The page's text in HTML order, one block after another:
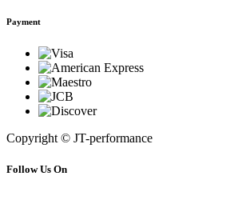
Payment
Copyright © JT-performance
Follow Us On